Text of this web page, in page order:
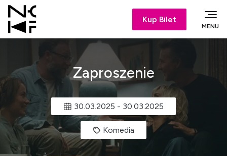
Kup Bilet
MENU
Zaproszenie
30.03.2025 - 30.03.2025
Komedia